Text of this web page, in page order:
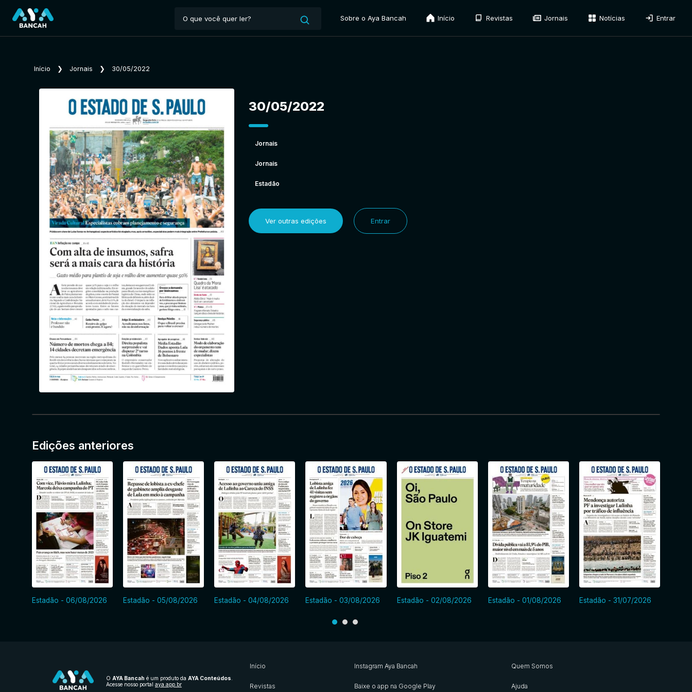
Sobre o Aya Bancah Início Revistas Jornais Notícias Entrar
Início ❯ Jornais ❯ 30/05/2022
30/05/2022
Jornais
Jornais
Estadão
Ver outras edições Entrar
Edições anteriores
Estadão - 06/08/2026 Estadão - 05/08/2026 Estadão - 04/08/2026 Estadão - 03/08/2026 Estadão - 02/08/2026 Estadão - 01/08/2026 Estadão - 31/07/2026
O AYA Bancah é um produto da AYA Conteúdos
Acesse nosso portal aya.app.br
Início
Revistas
Instagram Aya Bancah
Baixe o app na Google Play
Quem Somos
Ajuda